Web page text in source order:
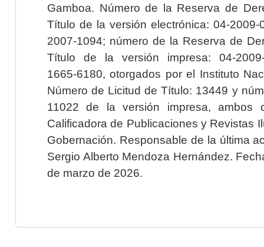
Gamboa. Número de la Reserva de
Título de la versión electrónica: 04-2009-
2007-1094; número de la Reserva de
Título de la versión impresa: 04-2009-
1665-6180, otorgados por el Instituto
Número de Licitud de Título: 13449 y
11022 de la versión impresa, ambos
Calificadora de Publicaciones y Revistas
Gobernación. Responsable de la última
Sergio Alberto Mendoza Hernández.
de marzo de 2026.